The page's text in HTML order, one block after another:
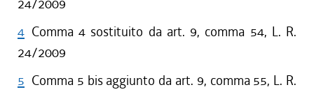
24/2009
4 Comma 4 sostituito da art. 9, comma 54, L. R.
24/2009
5 Comma 5 bis aggiunto da art. 9, comma 55, L. R.